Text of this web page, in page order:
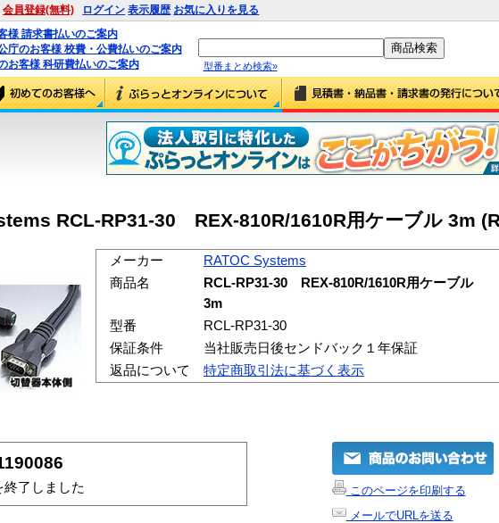
会員登録(無料) ログイン 表示履歴 お気に入りを見る
様 請求書払いのご案内
庁のお客様 校費・公費払いのご案内
お客様 科研費払いのご案内
型番まとめ検索»
RCL-RP31-30 REX-810R/1610R用ケーブル 3m
メーカー
RATOC Systems
商品名
RCL-RP31-30 REX-810R/1610R用ケーブル
3m
型番
RCL-RP31-30
保証条件
当社販売日後センドバック１年保証
返品について
特定商取引法に基づく表示
了しました
このページを印刷する
メールでURLを送る